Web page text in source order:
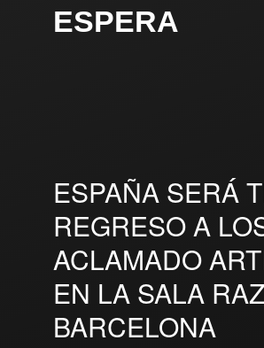
ESPERA
ESPAÑA SERÁ
REGRESO A
ACLAMADO
EN LA SALA
BARCELONA